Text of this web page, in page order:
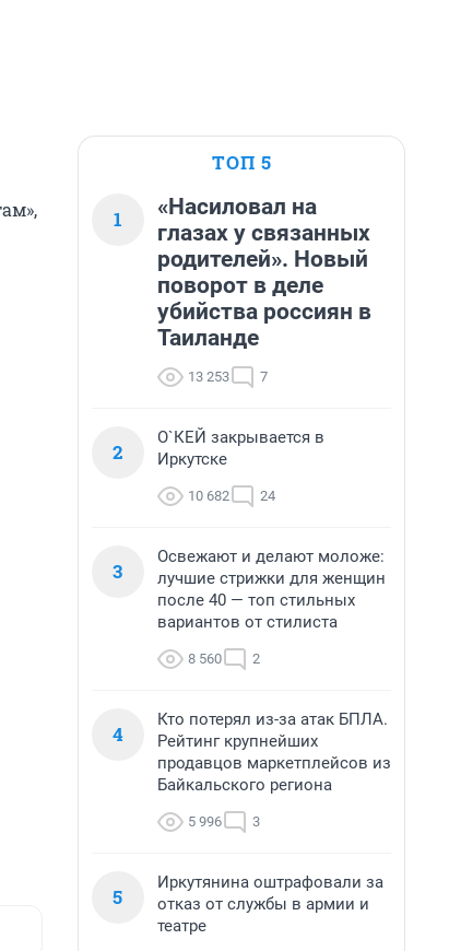
ТОП 5
1
«Насиловал на
глазах у связанных
родителей». Новый
поворот в деле
убийства россиян в
Таиланде
13 253 7
2
О`КЕЙ закрывается в
Иркутске
10 682 24
3
Освежают и делают моложе:
лучшие стрижки для женщин
после 40 — топ стильных
вариантов от стилиста
8 560 2
4
Кто потерял из-за атак БПЛА.
Рейтинг крупнейших
продавцов маркетплейсов из
Байкальского региона
5 996 3
5
Иркутянина оштрафовали за
отказ от службы в армии и
театре